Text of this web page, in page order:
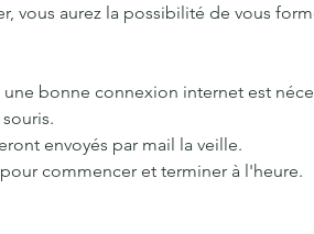
vous aurez la possibilité de vous
bonne connexion internet est
envoyés par mail la veille.
commencer et terminer à l'heure.